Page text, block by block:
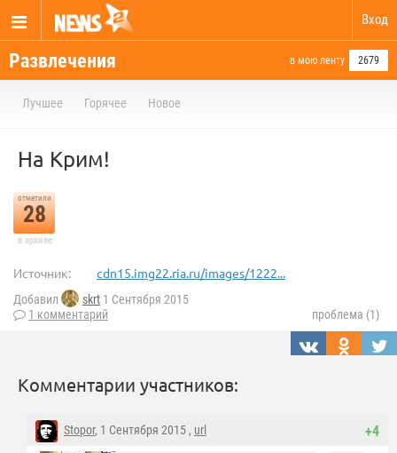
Вход
Развлечения в мою ленту 2679
Лучшее Горячее Новое
На Крим!
отметили
28
в архиве
Источник: cdn15.img22.ria.ru/images/1222...
Добавил skrt 1 Сентября 2015
1 комментарий
проблема (1)
Комментарии участников:
+4
Stopor, 1 Сентября 2015 , url